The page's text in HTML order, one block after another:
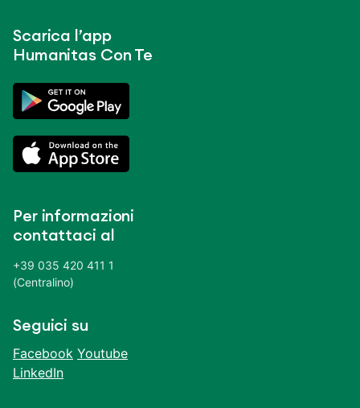
Scarica l’app
Humanitas Con Te
Per informazioni
contattaci al
+39 035 420 411 1
(Centralino)
Seguici su
Facebook Youtube
LinkedIn